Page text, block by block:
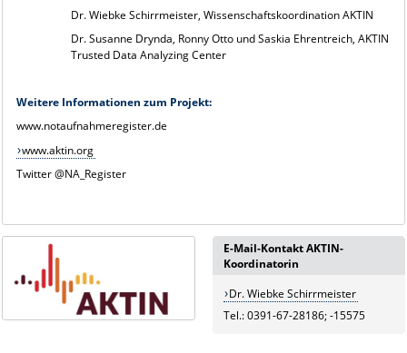
Dr. Wiebke Schirrmeister, Wissenschaftskoordination AKTIN
Dr. Susanne Drynda, Ronny Otto und Saskia Ehrentreich, AKTIN
Trusted Data Analyzing Center
Weitere Informationen zum Projekt:
www.notaufnahmeregister.de
www.aktin.org
Twitter @NA_Register
E-Mail-Kontakt AKTIN-
Koordinatorin
Dr. Wiebke Schirrmeister
Tel.: 0391-67-28186; -15575